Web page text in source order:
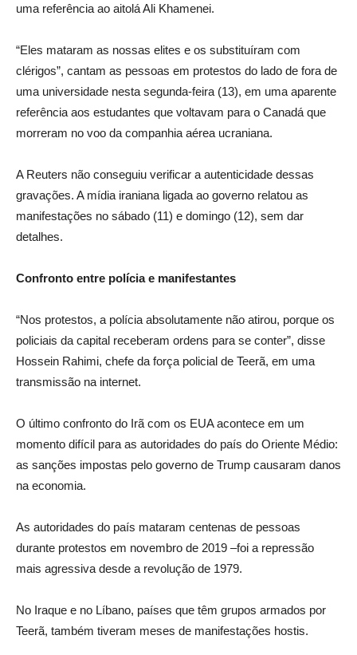
uma referência ao aitolá Ali Khamenei.
“Eles mataram as nossas elites e os substituíram com
clérigos”, cantam as pessoas em protestos do lado de fora de
uma universidade nesta segunda-feira (13), em uma aparente
referência aos estudantes que voltavam para o Canadá que
morreram no voo da companhia aérea ucraniana.
A Reuters não conseguiu verificar a autenticidade dessas
gravações. A mídia iraniana ligada ao governo relatou as
manifestações no sábado (11) e domingo (12), sem dar
detalhes.
Confronto entre polícia e manifestantes
“Nos protestos, a polícia absolutamente não atirou, porque os
policiais da capital receberam ordens para se conter”, disse
Hossein Rahimi, chefe da força policial de Teerã, em uma
transmissão na internet.
O último confronto do Irã com os EUA acontece em um
momento difícil para as autoridades do país do Oriente Médio:
as sanções impostas pelo governo de Trump causaram danos
na economia.
As autoridades do país mataram centenas de pessoas
durante protestos em novembro de 2019 –foi a repressão
mais agressiva desde a revolução de 1979.
No Iraque e no Líbano, países que têm grupos armados por
Teerã, também tiveram meses de manifestações hostis.